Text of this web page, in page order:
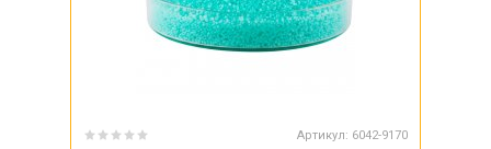
Артикул: 6042-9170